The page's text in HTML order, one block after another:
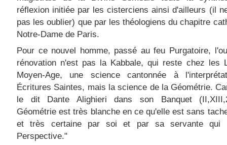
réflexion initiée par les cisterciens ainsi d'ailleurs (il
pas les oublier) que par les théologiens du chapitre
Notre-Dame de Paris.
Pour ce nouvel homme, passé au feu Purgatoire,
rénovation n'est pas la Kabbale, qui reste chez les
Moyen-Age, une science cantonnée à
Écritures Saintes, mais la science de la Géométrie.
le dit Dante Alighieri dans son Banquet
Géométrie est très blanche en ce qu'elle est sans
et très certaine par soi et par sa servante qui
Perspective."